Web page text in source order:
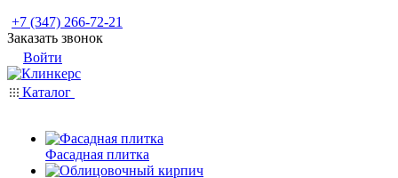
+7 (347) 266-72-21
Заказать звонок
Войти
Каталог
Фасадная плитка